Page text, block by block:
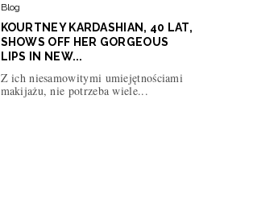
Blog
KOURTNEY KARDASHIAN, 40 LAT,
SHOWS OFF HER GORGEOUS
LIPS IN NEW...
Z ich niesamowitymi umiejętnościami
makijażu, nie potrzeba wiele...